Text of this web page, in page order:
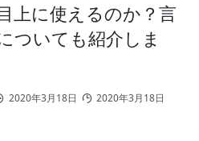
上に使えるのか？言
ついても紹介しま
2020年3月18日 2020年3月18日